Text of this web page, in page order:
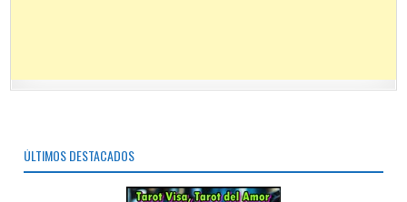
ÚLTIMOS DESTACADOS